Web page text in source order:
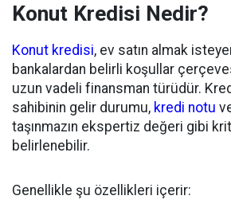
Konut Kredisi Nedir?
Konut kredisi, ev satın almak
bankalardan belirli koşullar
uzun vadeli finansman türüdür.
sahibinin gelir durumu, kredi notu
taşınmazın ekspertiz değeri gibi
belirlenebilir.
Genellikle şu özellikleri içerir: